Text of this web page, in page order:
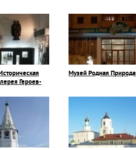
Героев-
Музей Родная Природа